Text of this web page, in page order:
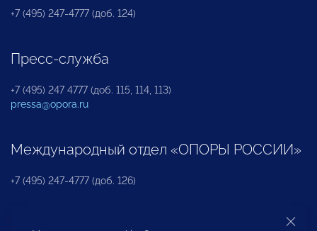
+7 (495) 247-4777 (доб. 124)
Пресс-служба
+7 (495) 247 4777 (доб. 115, 114, 113)
pressa@opora.ru
Международный отдел «ОПОРЫ РОССИИ»
+7 (495) 247-4777 (доб. 126)
Бюро по защите прав предпринимателей и